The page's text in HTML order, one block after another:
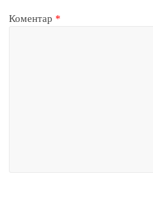
Коментар *